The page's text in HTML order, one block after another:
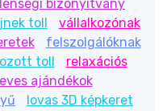
bizonyítvány
toll
vállalkozónak
felszolgálóknak
toll
relaxációs
ajándékok
lovas 3D képkeret